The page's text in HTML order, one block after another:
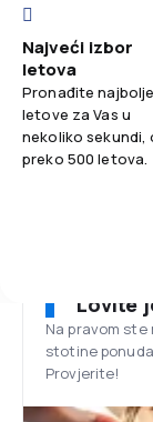
Najveći izbor
letova
Pronađite najbolje
letove za Vas u
nekoliko sekundi,
preko 500 letova.
Lovite
Na pravom
stotine
Provjerite!